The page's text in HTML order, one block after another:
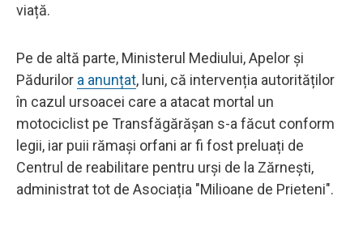
viață.
Pe de altă parte, Ministerul Mediului, Apelor și
Pădurilor a anunțat, luni, că intervenția autorităților
în cazul ursoacei care a atacat mortal un
motociclist pe Transfăgărășan s-a făcut conform
legii, iar puii rămași orfani ar fi fost preluați de
Centrul de reabilitare pentru urși de la Zărnești,
administrat tot de Asociația "Milioane de Prieteni".